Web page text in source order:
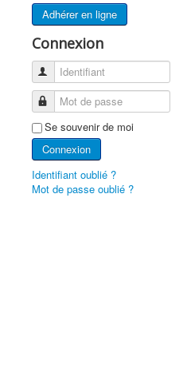
Adhérer en ligne
Connexion
Identifiant
Mot de passe
Se souvenir de moi
Connexion
Identifiant oublié ?
Mot de passe oublié ?